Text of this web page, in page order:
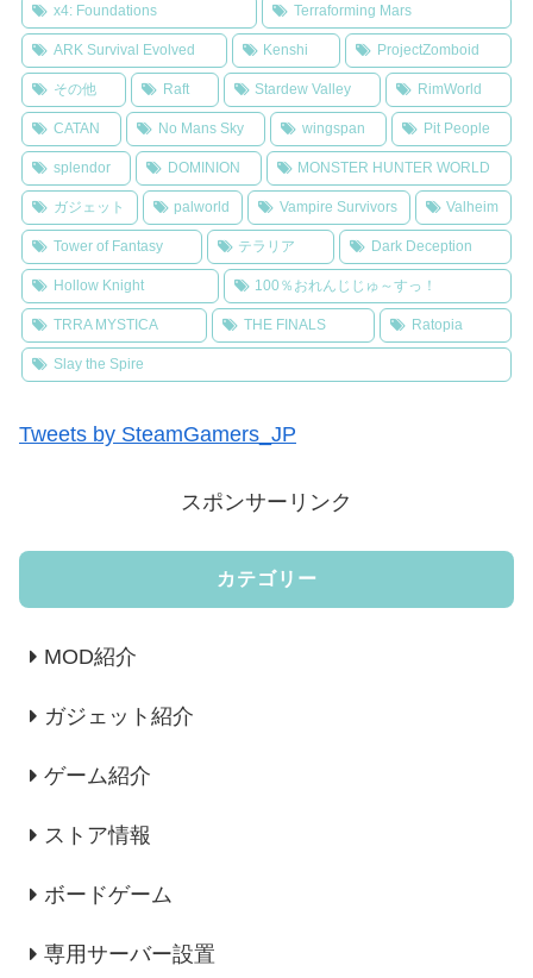
x4: Foundations Terraforming Mars
ARK Survival Evolved Kenshi ProjectZomboid
その他 Raft Stardew Valley RimWorld
CATAN No Mans Sky wingspan Pit People
splendor DOMINION MONSTER HUNTER WORLD
ガジェット palworld Vampire Survivors Valheim
Tower of Fantasy テラリア Dark Deception
Hollow Knight 100％おれんじじゅ～すっ！
TRRA MYSTICA THE FINALS Ratopia
Slay the Spire
Tweets by SteamGamers_JP
スポンサーリンク
カテゴリー
MOD紹介
ガジェット紹介
ゲーム紹介
ストア情報
ボードゲーム
専用サーバー設置